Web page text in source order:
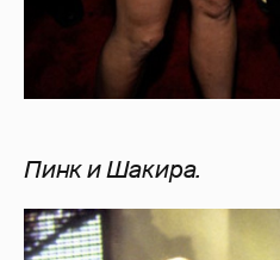
Пинк и Шакира.